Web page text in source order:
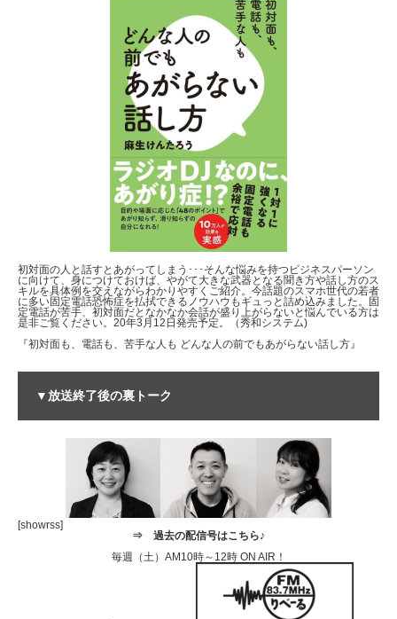
初対面の人と話すとあがってしまう･･･そんな悩みを持つビジネスパーソン
に向けて、身につけておけば、やがて大きな武器となる聞き方や話し方のス
キルを具体例を交えながらわかりやすくご紹介。今話題のスマホ世代の若者
に多い固定電話恐怖症を払拭できるノウハウもギュっと詰め込みました。固
定電話が苦手、初対面だとなかなか会話が盛り上がらないと悩んでいる方は
是非ご覧ください。20年3月12日発売予定。（秀和システム)
『初対面も、電話も、苦手な人も どんな人の前でもあがらない話し方』
▼放送終了後の裏トーク
[showrss]
⇒ 過去の配信号はこちら♪
毎週（土）AM10時～12時 ON AIR！